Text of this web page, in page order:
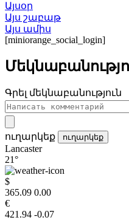
Այսօր
Այս շաբաթ
Այս ամիս
[miniorange_social_login]
Գրել մեկնաբանություն
ուղարկեք ուղարկեք
Lancaster
21°
$
365.09 0.00
€
421.94 -0.07